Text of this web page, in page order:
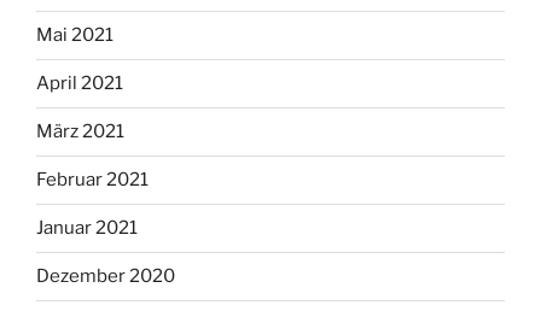
Mai 2021
April 2021
März 2021
Februar 2021
Januar 2021
Dezember 2020